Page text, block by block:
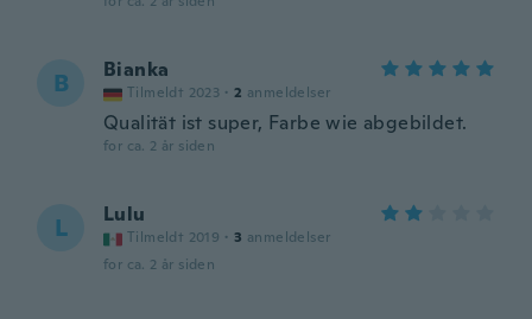
B Bianka
Tilmeldt 2023 · 2 anmeldelser
Qualität ist super, Farbe wie abgebildet.
for ca. 2 år siden
L Lulu
Tilmeldt 2019 · 3 anmeldelser
for ca. 2 år siden